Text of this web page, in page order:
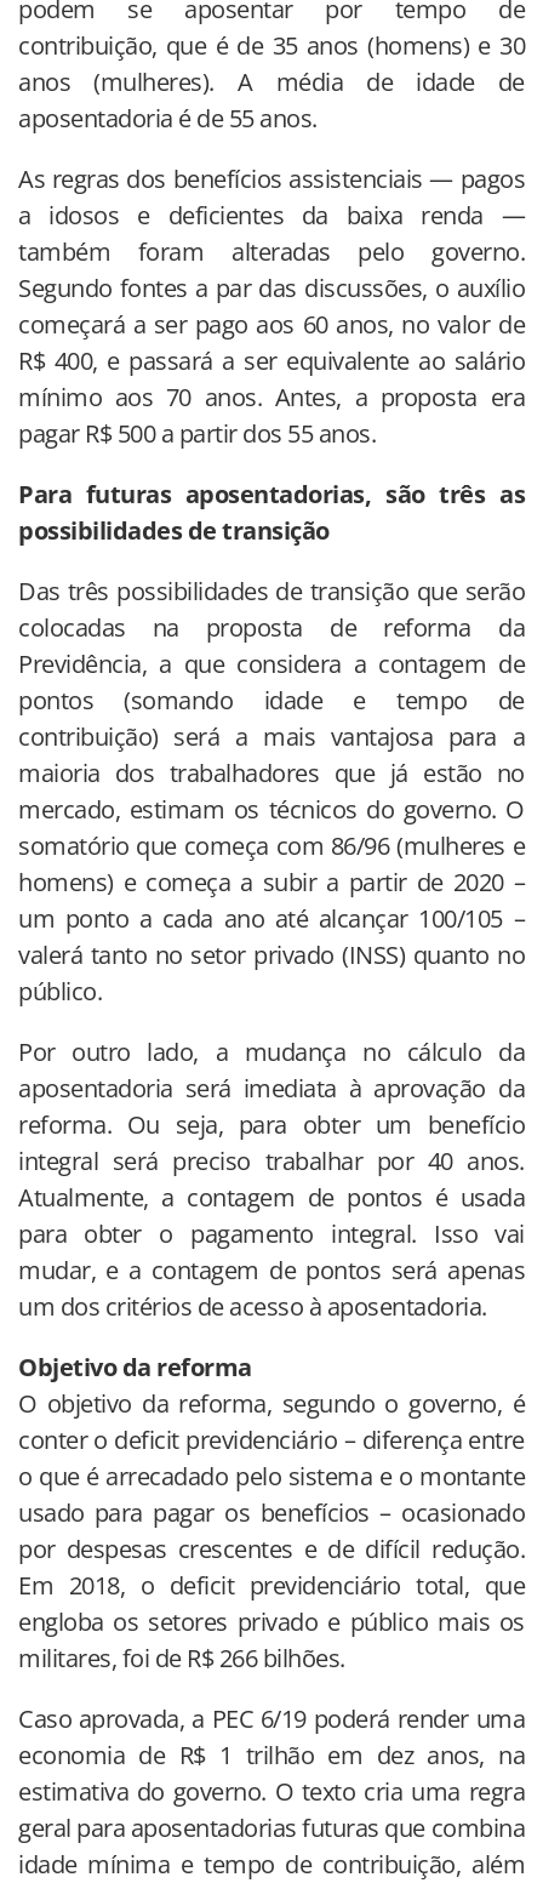
podem se aposentar por tempo de
contribuição, que é de 35 anos (homens) e 30
anos (mulheres). A média de idade de
aposentadoria é de 55 anos.
As regras dos benefícios assistenciais — pagos
a idosos e deficientes da baixa renda —
também foram alteradas pelo governo.
Segundo fontes a par das discussões, o auxílio
começará a ser pago aos 60 anos, no valor de
R$ 400, e passará a ser equivalente ao salário
mínimo aos 70 anos. Antes, a proposta era
pagar R$ 500 a partir dos 55 anos.
Para futuras aposentadorias, são três as
possibilidades de transição
Das três possibilidades de transição que serão
colocadas na proposta de reforma da
Previdência, a que considera a contagem de
pontos (somando idade e tempo de
contribuição) será a mais vantajosa para a
maioria dos trabalhadores que já estão no
mercado, estimam os técnicos do governo. O
somatório que começa com 86/96 (mulheres e
homens) e começa a subir a partir de 2020 –
um ponto a cada ano até alcançar 100/105 –
valerá tanto no setor privado (INSS) quanto no
público.
Por outro lado, a mudança no cálculo da
aposentadoria será imediata à aprovação da
reforma. Ou seja, para obter um benefício
integral será preciso trabalhar por 40 anos.
Atualmente, a contagem de pontos é usada
para obter o pagamento integral. Isso vai
mudar, e a contagem de pontos será apenas
um dos critérios de acesso à aposentadoria.
Objetivo da reforma
O objetivo da reforma, segundo o governo, é
conter o deficit previdenciário – diferença entre
o que é arrecadado pelo sistema e o montante
usado para pagar os benefícios – ocasionado
por despesas crescentes e de difícil redução.
Em 2018, o deficit previdenciário total, que
engloba os setores privado e público mais os
militares, foi de R$ 266 bilhões.
Caso aprovada, a PEC 6/19 poderá render uma
economia de R$ 1 trilhão em dez anos, na
estimativa do governo. O texto cria uma regra
geral para aposentadorias futuras que combina
idade mínima e tempo de contribuição, além